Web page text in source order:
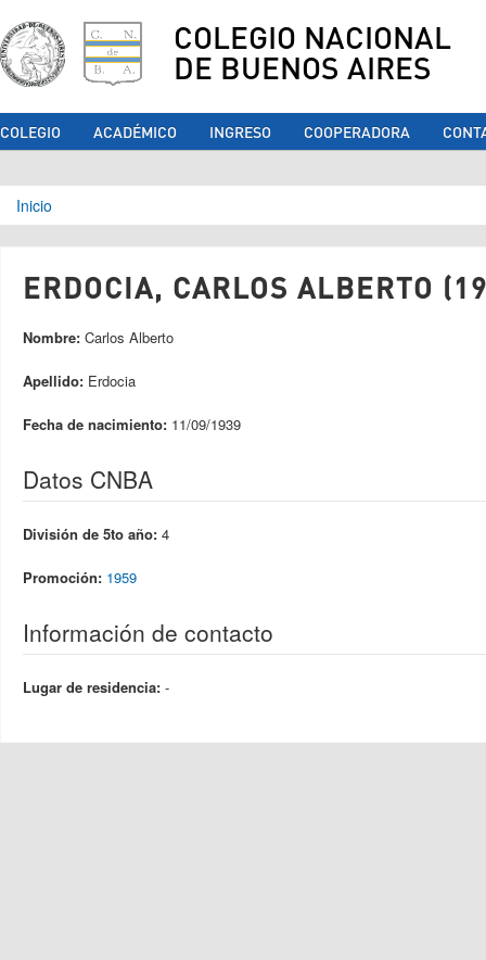
COLEGIO NACIONAL
DE BUENOS AIRES
COLEGIO ACADÉMICO INGRESO COOPERADORA
Se encuentra usted aquí
Inicio
ERDOCIA, CARLOS ALBERTO
Nombre: Carlos Alberto
Apellido: Erdocia
Fecha de nacimiento: 11/09/1939
Datos CNBA
División de 5to año: 4
Promoción: 1959
Información de contacto
Lugar de residencia: -